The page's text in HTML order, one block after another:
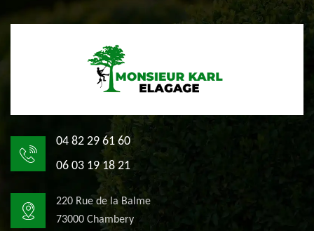
04 82 29 61 60
06 03 19 18 21
220 Rue de la Balme
73000 Chambery